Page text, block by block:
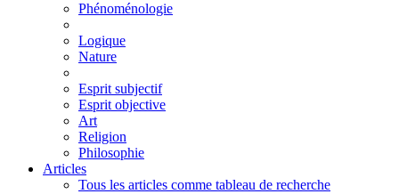
Phénoménologie
Logique
Nature
Esprit subjectif
Esprit objective
Art
Religion
Philosophie
Articles
Tous les articles comme tableau de recherche